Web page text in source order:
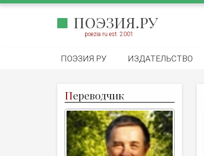
ПОЭЗИЯ.РУ
poezia.ru est. 2001
ПОЭЗИЯ.РУ ИЗДАТЕЛЬСТВО
Переводчик